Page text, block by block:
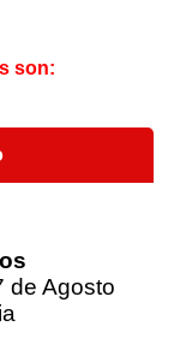
son:
de Agosto